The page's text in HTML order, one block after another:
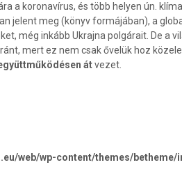
a koronavírus, és több helyen ún.
jelent meg (könyv formájában), a
még inkább Ukrajna polgárait. De a
mert ez nem csak ővelük hoz
átvezet.
web/wp-content/themes/